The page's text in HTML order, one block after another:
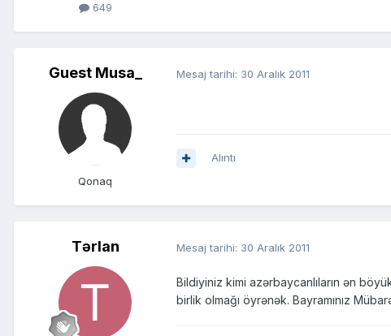
649
Guest Musa_
Qonaq
Mesaj tarihi: 30 Aralık 2011
Alıntı
Tərlan Mesaj tarihi: 30 Aralık 2011
Bildiyiniz kimi azərbaycanlıların ən
birlik olmağı öyrənək. Bayramınız